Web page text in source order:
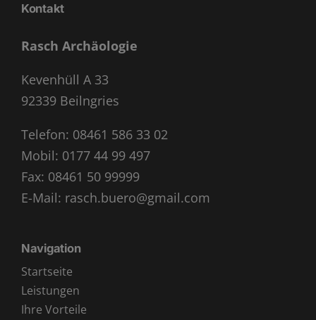
Kontakt
Rasch Archäologie
Kevenhüll A 33
92339 Beilngries
Telefon: 08461 586 33 02
Mobil: 0177 44 99 497
Fax: 08461 50 99999
E-Mail: rasch.buero@gmail.com
Navigation
Startseite
Leistungen
Ihre Vorteile